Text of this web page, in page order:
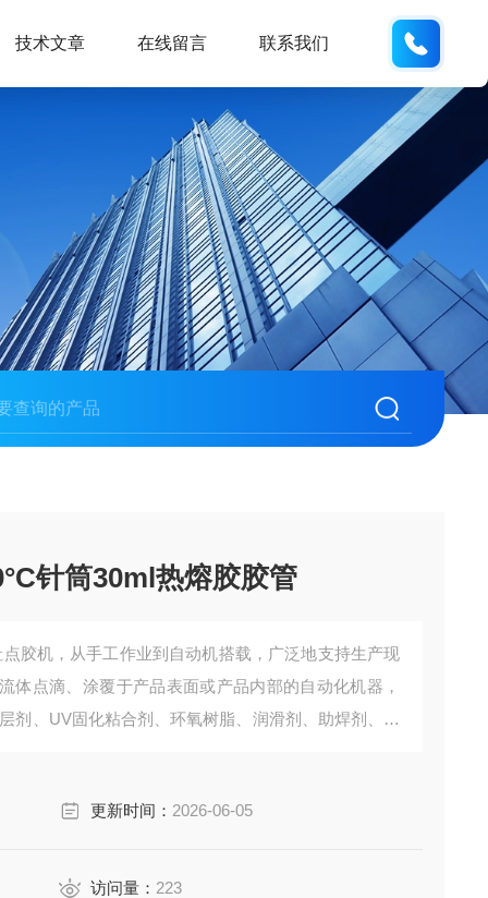
技术文章 在线留言 联系我们
针筒30ml热熔胶胶管
胶机，从手工作业到自动机搭载，广泛地支持生产现
体点滴、涂覆于产品表面或产品内部的自动化机器，
剂、UV固化粘合剂、环氧树脂、润滑剂、助焊剂、药
更新时间： 2026-06-05
访问量： 223